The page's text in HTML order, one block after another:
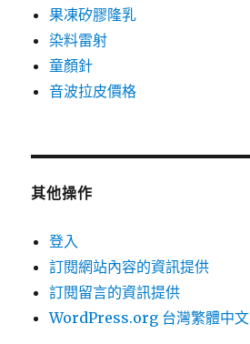
果凍矽膠隆乳
染料雷射
童顏針
音波拉皮價格
其他操作
登入
訂閱網站內容的資訊提供
訂閱留言的資訊提供
WordPress.org 台灣繁體中文